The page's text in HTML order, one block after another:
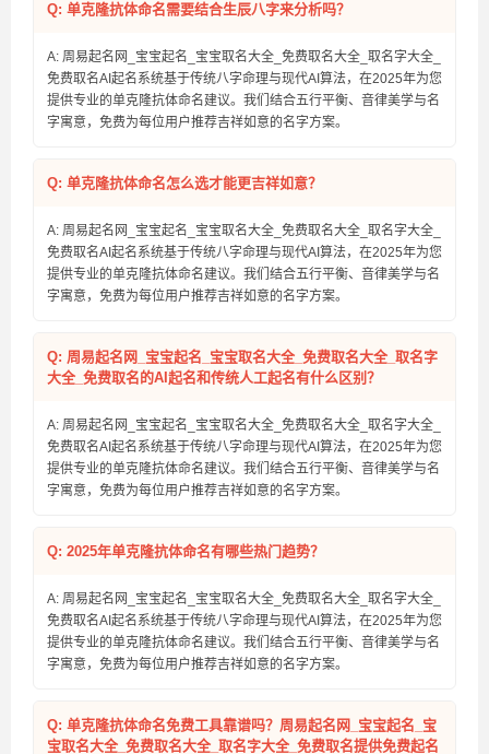
Q: 单克隆抗体命名需要结合生辰八字来分析吗？
A: 周易起名网_宝宝起名_宝宝取名大全_免费取名大全_取名字大全_
免费取名AI起名系统基于传统八字命理与现代AI算法，在2025年为您
提供专业的单克隆抗体命名建议。我们结合五行平衡、音律美学与名
字寓意，免费为每位用户推荐吉祥如意的名字方案。
Q: 单克隆抗体命名怎么选才能更吉祥如意？
A: 周易起名网_宝宝起名_宝宝取名大全_免费取名大全_取名字大全_
免费取名AI起名系统基于传统八字命理与现代AI算法，在2025年为您
提供专业的单克隆抗体命名建议。我们结合五行平衡、音律美学与名
字寓意，免费为每位用户推荐吉祥如意的名字方案。
Q: 周易起名网_宝宝起名_宝宝取名大全_免费取名大全_取名字
大全_免费取名的AI起名和传统人工起名有什么区别？
A: 周易起名网_宝宝起名_宝宝取名大全_免费取名大全_取名字大全_
免费取名AI起名系统基于传统八字命理与现代AI算法，在2025年为您
提供专业的单克隆抗体命名建议。我们结合五行平衡、音律美学与名
字寓意，免费为每位用户推荐吉祥如意的名字方案。
Q: 2025年单克隆抗体命名有哪些热门趋势？
A: 周易起名网_宝宝起名_宝宝取名大全_免费取名大全_取名字大全_
免费取名AI起名系统基于传统八字命理与现代AI算法，在2025年为您
提供专业的单克隆抗体命名建议。我们结合五行平衡、音律美学与名
字寓意，免费为每位用户推荐吉祥如意的名字方案。
Q: 单克隆抗体命名免费工具靠谱吗？周易起名网_宝宝起名_宝
宝取名大全_免费取名大全_取名字大全_免费取名提供免费起名